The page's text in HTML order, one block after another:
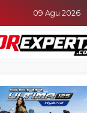
09 Agu 2026